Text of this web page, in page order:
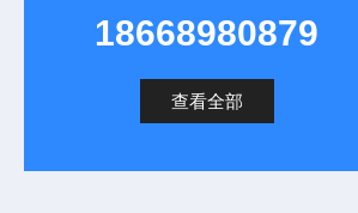
18668980879
查看全部